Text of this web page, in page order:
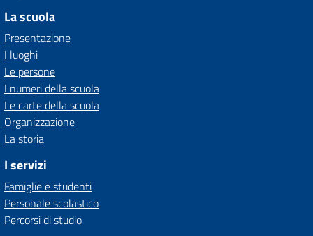
La scuola
Presentazione
I luoghi
Le persone
I numeri della scuola
Le carte della scuola
Organizzazione
La storia
I servizi
Famiglie e studenti
Personale scolastico
Percorsi di studio